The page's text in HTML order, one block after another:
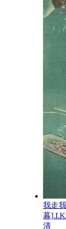
我走
幕
清